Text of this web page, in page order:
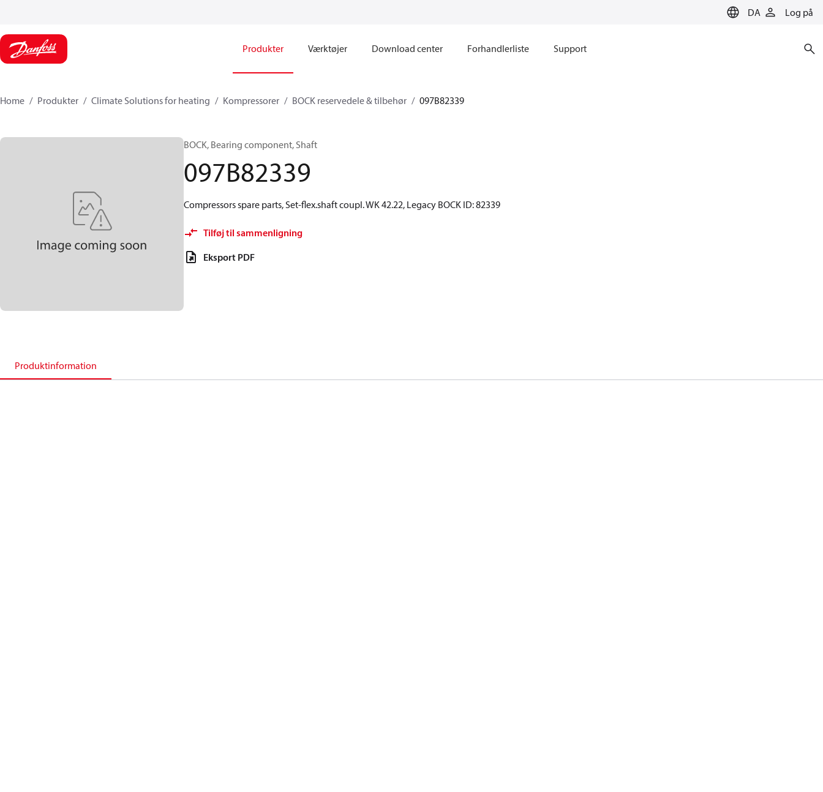
DA Log på
Produkter Værktøjer Download center Forhandlerliste Support
Home Produkter Climate Solutions for heating Kompressorer BOCK reservedele & tilbehør 097B82339
BOCK, Bearing component, Shaft
097B82339
Compressors spare parts, Set-flex.shaft coupl. WK 42.22, Legacy BOCK ID: 82339
Tilføj til sammenligning
Eksport PDF
Produktinformation